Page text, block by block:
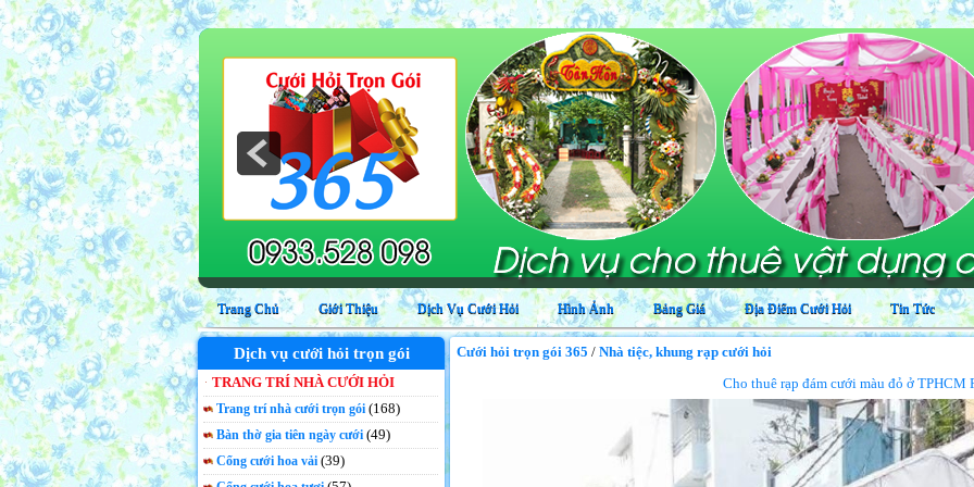
Dịch vụ trang trí nhà cưới hỏi trọn gói
Trang Chủ Giới Thiệu Dịch Vụ Cưới Hỏi Hình Ảnh Bảng Giá Địa Điểm Cưới Hỏi Tin Tức
Dịch vụ cưới hỏi trọn gói
TRANG TRÍ NHÀ CƯỚI HỎI
Trang trí nhà cưới trọn gói (168)
Bàn thờ gia tiên ngày cưới (49)
Cổng cưới hoa vải (39)
Cưới hỏi trọn gói 365 / Nhà tiệc, khung rạp cưới hỏi
Cho thuê rạp đám cưới màu đỏ ở TPHCM